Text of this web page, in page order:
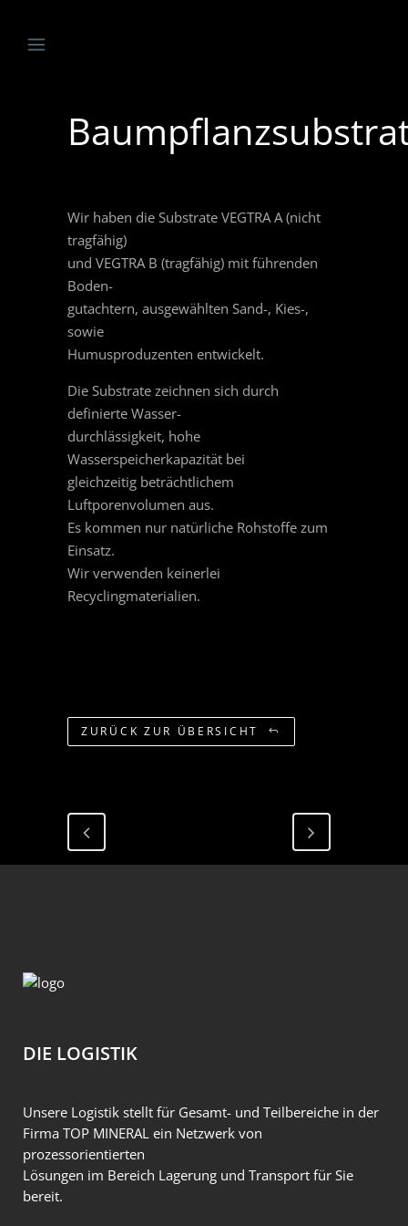
Wir haben die Substrate VEGTRA A (nicht
tragfähig)
und VEGTRA B (tragfähig) mit führenden
Boden-
gutachtern, ausgewählten Sand-, Kies-,
sowie
Humusproduzenten entwickelt.
Die Substrate zeichnen sich durch
definierte Wasser-
durchlässigkeit, hohe
Wasserspeicherkapazität bei
gleichzeitig beträchtlichem
Luftporenvolumen aus.
Es kommen nur natürliche Rohstoffe zum
Einsatz.
Wir verwenden keinerlei
Recyclingmaterialien.
ZURÜCK ZUR ÜBERSICHT
DIE LOGISTIK
Unsere Logistik stellt für Gesamt- und Teilbereiche in der
Firma TOP MINERAL ein Netzwerk von
prozessorientierten
Lösungen im Bereich Lagerung und Transport für Sie
bereit.